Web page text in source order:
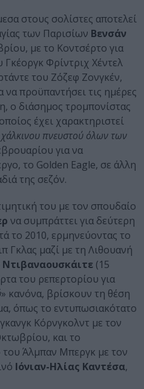
στους σολίστες αποτελεί
των Παρισίων Βενσάν
με το Κοντσέρτο για
Γκέοργκ Φρίντριχ Χέντελ
του Ζόζεφ Ζονγκέν,
να προϋπαντήσει τις ημέρες
ο διάσημος τρομπονίστας
έχει χαρακτηριστεί
χάλκινου πνευστού όλων των
για να
το Golden Eagle, σε άλλη
της σεζόν.
του με τον σπουδαίο
να συμπράττει για δεύτερη
το 2010, ερμηνεύοντας το
Γκλας μαζί με τη Λιθουανή
Ντιβαναουσκάιτε (15
του ρεπερτορίου για
» κανόνα, βρίσκουν τη θέση
όπως το εντυπωσιακότατο
Κόρνγκολντ με τον
και το
του Άλμπαν Μπεργκ με τον
Ιόνιαν-Ηλίας Καντέσα,